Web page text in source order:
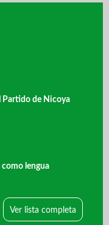
Partido de Nicoya
lengua
Ver lista completa